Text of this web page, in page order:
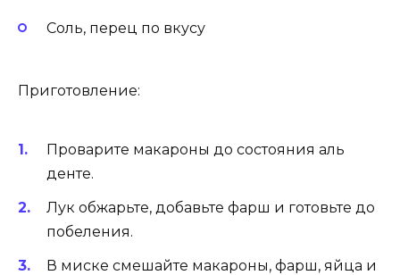
Соль, перец по вкусу
Приготовление:
Проварите макароны до состояния аль
денте.
Лук обжарьте, добавьте фарш и готовьте до
побеления.
В миске смешайте макароны, фарш, яйца и